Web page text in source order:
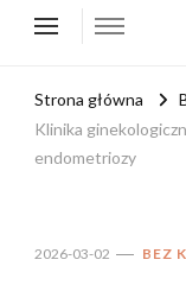
Strona główna
Klinika
endometriozy
2026-03-02 BEZ